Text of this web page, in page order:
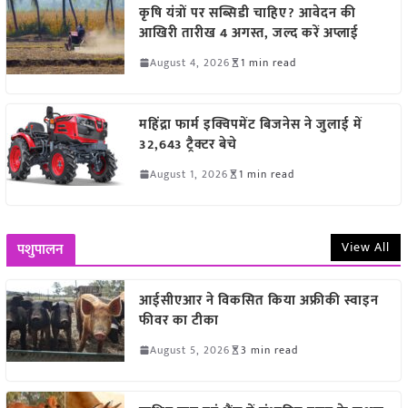
कृषि यंत्रों पर सब्सिडी चाहिए? आवेदन की
आखिरी तारीख 4 अगस्त, जल्द करें अप्लाई
August 4, 2026 1 min read
महिंद्रा फार्म इक्विपमेंट बिजनेस ने जुलाई में
32,643 ट्रैक्टर बेचे
August 1, 2026 1 min read
पशुपालन View All
आईसीएआर ने विकसित किया अफ्रीकी स्वाइन
फीवर का टीका
August 5, 2026 3 min read